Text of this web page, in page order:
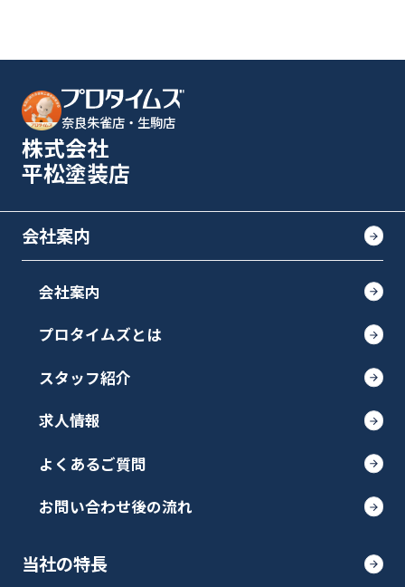
奈良朱雀店・生駒店
株式会社
平松塗装店
会社案内
会社案内
プロタイムズとは
スタッフ紹介
求人情報
よくあるご質問
お問い合わせ後の流れ
当社の特長